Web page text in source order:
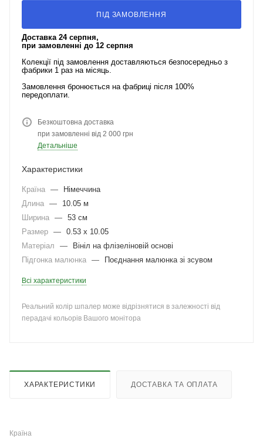
ПІД ЗАМОВЛЕННЯ
Доставка 24 серпня,
при замовленні до 12 серпня
Колекції під замовлення доставляються безпосередньо з
фабрики 1 раз на місяць.
Замовлення бронюється на фабриці після 100%
передоплати.
Безкоштовна доставка
при замовленні від 2 000 грн
Детальніше
Характеристики
Країна —
Німеччина
Длина —
10.05 м
Ширина — 53 см
Размер — 0.53 x 10.05
Матеріал
—
Вініл на флізеліновій основі
Підгонка малюнка — Поєднання малюнка зі зсувом
Всі характеристики
Реальний колір шпалер може відрізнятися в залежності від
перадачі кольорів Вашого монітора
ХАРАКТЕРИСТИКИ ДОСТАВКА ТА ОПЛАТА
Країна